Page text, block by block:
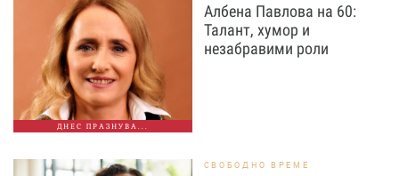
ДНЕС ПРАЗНУВА...
Албена Павлова на 60:
Талант, хумор и
незабравими роли
СВОБОДНО ВРЕМЕ